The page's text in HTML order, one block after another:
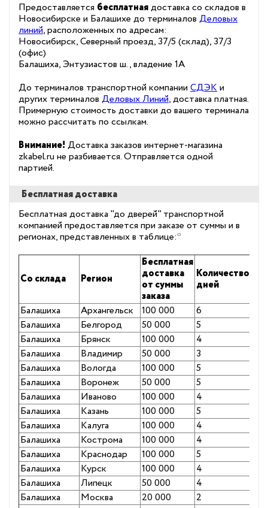
Предоставляется бесплатнаядоставка со складов в
Новосибирске и Балашихе до терминалов Деловых
линий, расположенных по адресам:
Новосибирск, Северный проезд, 37/5 (склад), 37/3
(офис)
Балашиха, Энтузиастов ш., владение 1А
До терминалов транспортной компании СДЭКи
других терминалов Деловых Линий, доставка платная.
Примерную стоимость доставки до вашего терминала
можно рассчитать по ссылкам.
Внимание! Доставка заказов интернет-магазина
zkabel.ru не разбивается. Отправляется одной
партией.
Бесплатная доставка
Бесплатная доставка "до дверей" транспортной
компанией предоставляется при заказе от суммы и в
регионах, представленных в таблице:*
Со склада Регион
Бесплатная
доставка
от суммы
заказа
Количество
дней
Балашиха
Архангельск 100 000
6
Балашиха
Белгород 50 000
5
Балашиха
Брянск 100 000
4
Балашиха
Владимир 50 000
3
Балашиха
Вологда 100 000
5
Балашиха
Воронеж 50 000
5
Балашиха
Иваново 100 000
4
Балашиха
Казань 100 000
5
Балашиха
Калуга 100 000
4
Балашиха
Кострома 100 000
4
Балашиха
Краснодар 100 000
5
Балашиха
Курск 100 000
4
Балашиха
Липецк 50 000
4
Балашиха
Москва 20 000
2